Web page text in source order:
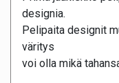
designia.
Pelipaita designit
väritys
voi olla mikä